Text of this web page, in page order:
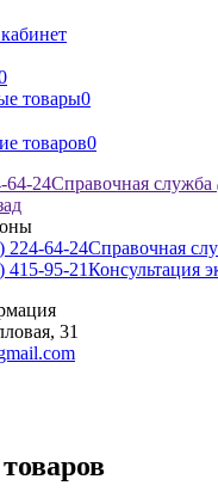
товары0
товаров0
64-24Справочная служба
224-64-24Справочная
415-95-21Консультация
31